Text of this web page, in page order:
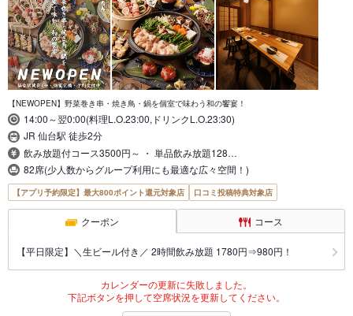
【NEWOPEN】野菜巻き串・焼き鳥・鍋を個室で味わう和の饗宴！
14:00～翌0:00(料理L.O.23:00,ドリンクL.O.23:30)
JR 仙台駅 徒歩2分
飲み放題付コース3500円～ ・ 単品飲み放題128…
82席(少人数からグループ利用にも最適な広々空間！)
【アプリ予約限定】最大800ポイント還元対象店 口コミ投稿特典対象店
クーポン コース
【平日限定】＼生ビール付き／ 2時間飲み放題 1780円⇒980円！
カレンダーの更新に失敗しました。
下記ボタンを押して空席状況を更新してください。